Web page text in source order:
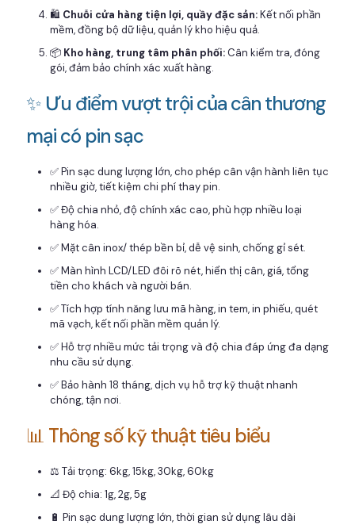
🛍️ Chuỗi cửa hàng tiện lợi, quầy đặc sản:Kết nối phần
mềm, đồng bộ dữ liệu, quản lý kho hiệu quả.
📦 Kho hàng, trung tâm phân phối:Cân kiểm tra, đóng
gói, đảm bảo chính xác xuất hàng.
✨ Ưu điểm vượt trội của cân thương
mại có pin sạc
✅ Pin sạc dung lượng lớn, cho phép cân vận hành liên tục
nhiều giờ, tiết kiệm chi phí thay pin.
✅ Độ chia nhỏ, độ chính xác cao, phù hợp nhiều loại
hàng hóa.
✅ Mặt cân inox/ thép bền bỉ, dễ vệ sinh, chống gỉ sét.
✅ Màn hình LCD/LED đôi rõ nét, hiển thị cân, giá, tổng
tiền cho khách và người bán.
✅ Tích hợp tính năng lưu mã hàng, in tem, in phiếu, quét
mã vạch, kết nối phần mềm quản lý.
✅ Hỗ trợ nhiều mức tải trọng và độ chia đáp ứng đa dạng
nhu cầu sử dụng.
✅ Bảo hành 18 tháng, dịch vụ hỗ trợ kỹ thuật nhanh
chóng, tận nơi.
📊 Thông số kỹ thuật tiêu biểu
⚖️ Tải trọng: 6kg, 15kg, 30kg, 60kg
📐 Độ chia: 1g, 2g, 5g
🔋 Pin sạc dung lượng lớn, thời gian sử dụng lâu dài